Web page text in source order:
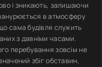
і зникають, залишаючи
в атмосферу
сама будівля служить
з давніми часами.
перебування зовсім не
збіг обставин,